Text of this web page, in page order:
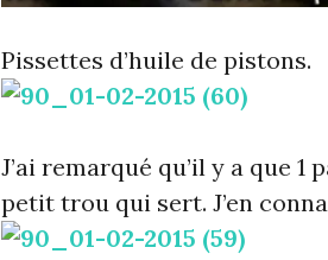
Pissettes d’huile de pistons.
J’ai remarqué qu’il y a que
petit trou qui sert. J’en